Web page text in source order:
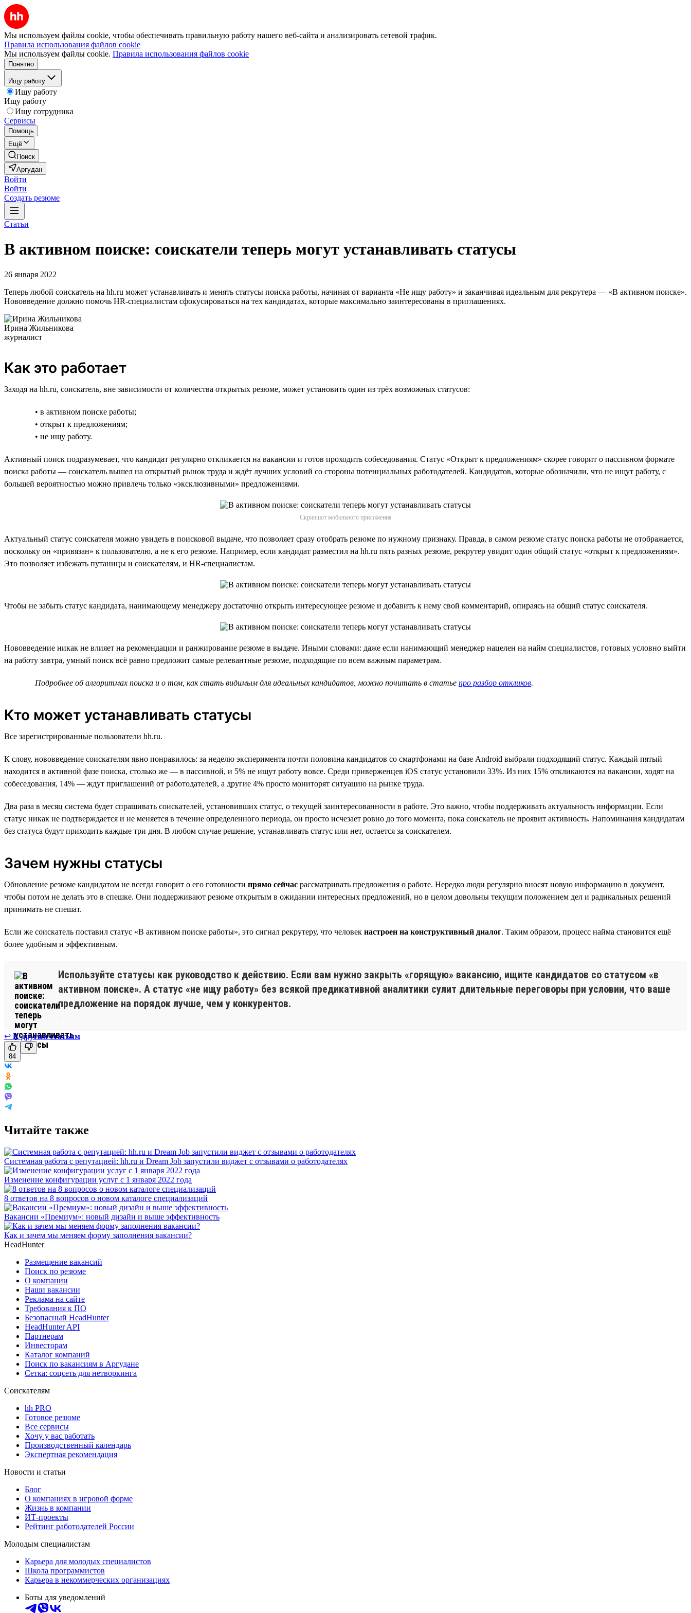
Мы используем файлы cookie, чтобы обеспечивать правильную работу нашего веб-сайта и анализировать сетевой трафик.
Правила использования файлов cookie
Мы используем файлы cookie. Правила использования файлов cookie
Понятно
Ищу работу
Ищу работу
Ищу работу
Ищу сотрудника
Сервисы
Помощь
Ещё
Поиск
Аргудан
Войти
Войти
Создать резюме
Статьи
В активном поиске: соискатели теперь могут устанавливать статусы
26 января 2022
Теперь любой соискатель на hh.ru может устанавливать и менять статусы поиска работы, начиная от варианта «Не ищу работу» и заканчивая идеальным для рекрутера — «В активном поиске».
Нововведение должно помочь HR-специалистам сфокусироваться на тех кандидатах, которые максимально заинтересованы в приглашениях.
Ирина Жильникова
журналист
Как это работает
Заходя на hh.ru, соискатель, вне зависимости от количества открытых резюме, может установить один из трёх возможных статусов:
• в активном поиске работы;
• открыт к предложениям;
• не ищу работу.
Активный поиск подразумевает, что кандидат регулярно откликается на вакансии и готов проходить собеседования. Статус «Открыт к предложениям» скорее говорит о пассивном формате
поиска работы — соискатель вышел на открытый рынок труда и ждёт лучших условий со стороны потенциальных работодателей. Кандидатов, которые обозначили, что не ищут работу, с
большей вероятностью можно привлечь только «эксклюзивными» предложениями.
Скриншот мобильного приложения
Актуальный статус соискателя можно увидеть в поисковой выдаче, что позволяет сразу отобрать резюме по нужному признаку. Правда, в самом резюме статус поиска работы не отображается,
поскольку он «привязан» к пользователю, а не к его резюме. Например, если кандидат разместил на hh.ru пять разных резюме, рекрутер увидит один общий статус «открыт к предложениям».
Это позволяет избежать путаницы и соискателям, и HR-специалистам.
Чтобы не забыть статус кандидата, нанимающему менеджеру достаточно открыть интересующее резюме и добавить к нему свой комментарий, опираясь на общий статус соискателя.
Нововведение никак не влияет на рекомендации и ранжирование резюме в выдаче. Иными словами: даже если нанимающий менеджер нацелен на найм специалистов, готовых условно выйти
на работу завтра, умный поиск всё равно предложит самые релевантные резюме, подходящие по всем важным параметрам.
Подробнее об алгоритмах поиска и о том, как стать видимым для идеальных кандидатов, можно почитать в статье про разбор откликов.
Кто может устанавливать статусы
Все зарегистрированные пользователи hh.ru.
К слову, нововведение соискателям явно понравилось: за неделю эксперимента почти половина кандидатов со смартфонами на базе Android выбрали подходящий статус. Каждый пятый
находится в активной фазе поиска, столько же — в пассивной, и 5% не ищут работу вовсе. Среди приверженцев iOS статус установили 33%. Из них 15% откликаются на вакансии, ходят на
собеседования, 14% — ждут приглашений от работодателей, а другие 4% просто мониторят ситуацию на рынке труда.
Два раза в месяц система будет спрашивать соискателей, установивших статус, о текущей заинтересованности в работе. Это важно, чтобы поддерживать актуальность информации. Если
статус никак не подтверждается и не меняется в течение определенного периода, он просто исчезает ровно до того момента, пока соискатель не проявит активность. Напоминания кандидатам
без статуса будут приходить каждые три дня. В любом случае решение, устанавливать статус или нет, остается за соискателем.
Зачем нужны статусы
Обновление резюме кандидатом не всегда говорит о его готовности прямо сейчас рассматривать предложения о работе. Нередко люди регулярно вносят новую информацию в документ,
чтобы потом не делать это в спешке. Они поддерживают резюме открытым в ожидании интересных предложений, но в целом довольны текущим положением дел и радикальных решений
принимать не спешат.
Если же соискатель поставил статус «В активном поиске работы», это сигнал рекрутеру, что человек настроен на конструктивный диалог. Таким образом, процесс найма становится ещё
более удобным и эффективным.
Используйте статусы как руководство к действию. Если вам нужно закрыть «горящую» вакансию, ищите кандидатов со статусом «в
активном поиске». А статус «не ищу работу» без всякой предикативной аналитики сулит длительные переговоры при условии, что ваше
предложение на порядок лучше, чем у конкурентов.
.
↩ К другим статьям
84
Читайте также
Системная работа с репутацией: hh.ru и Dream Job запустили виджет с отзывами о работодателях
Изменение конфигурации услуг с 1 января 2022 года
8 ответов на 8 вопросов о новом каталоге специализаций
Вакансии «Премиум»: новый дизайн и выше эффективность
Как и зачем мы меняем форму заполнения вакансии?
HeadHunter
Размещение вакансий
Поиск по резюме
О компании
Наши вакансии
Реклама на сайте
Требования к ПО
Безопасный HeadHunter
HeadHunter API
Партнерам
Инвесторам
Каталог компаний
Поиск по вакансиям в Аргудане
Сетка: соцсеть для нетворкинга
Соискателям
hh PRO
Готовое резюме
Все сервисы
Хочу у вас работать
Производственный календарь
Экспертная рекомендация
Новости и статьи
Блог
О компаниях в игровой форме
Жизнь в компании
ИТ-проекты
Рейтинг работодателей России
Молодым специалистам
Карьера для молодых специалистов
Школа программистов
Карьера в некоммерческих организациях
Боты для уведомлений